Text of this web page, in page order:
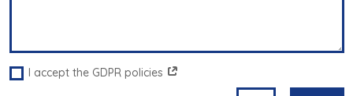
I accept the GDPR policies